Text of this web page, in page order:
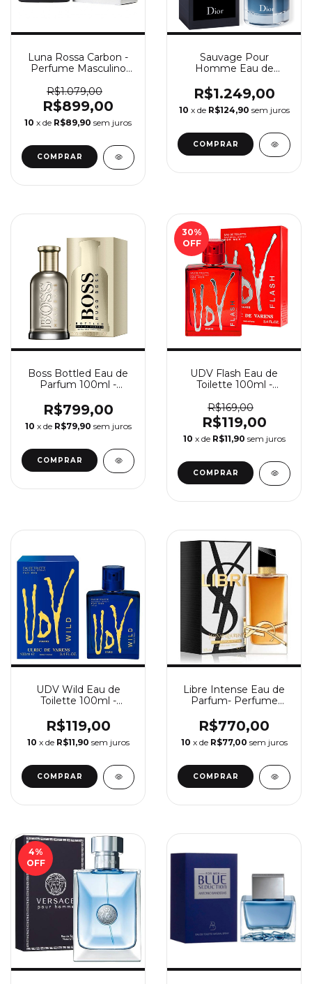
Luna Rossa Carbon -
Perfume Masculino
R$1.079,00
R$899,00
10 x de R$89,90 sem juros
COMPRAR
Sauvage Pour
Homme Eau de
Masculino Christian
Dior
R$1.249,00
10 x de R$124,90 sem juros
COMPRAR
Boss Bottled Eau de
Parfum 100ml -
Hugo Boss
R$799,00
10 x de R$79,90 sem juros
COMPRAR
30%
OFF
UDV Flash Eau de
Toilette 100ml -
Ulric De Varens
R$169,00
R$119,00
10 x de R$11,90 sem juros
COMPRAR
UDV Wild Eau de
Toilette 100ml -
Ulric De Varens
R$119,00
10 x de R$11,90 sem juros
COMPRAR
Libre Intense Eau de
Parfum- Perfume
Laurent
R$770,00
10 x de R$77,00 sem juros
COMPRAR
4%
OFF